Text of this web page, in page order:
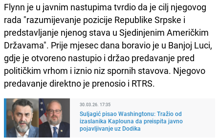
Flynn je u javnim nastupima tvrdio da je cilj njegovog
rada "razumijevanje pozicije Republike Srpske i
predstavljanje njenog stava u Sjedinjenim Američkim
Državama". Prije mjesec dana boravio je u Banjoj Luci,
gdje je otvoreno nastupio i držao predavanje pred
političkim vrhom i iznio niz spornih stavova. Njegovo
predavanje direktno je prenosio i RTRS.
30.03.26. 17:35
Suljagić pisao Washingtonu: Tražio od
izaslanika Kaplouna da preispita javno
pojavljivanje uz Dodika